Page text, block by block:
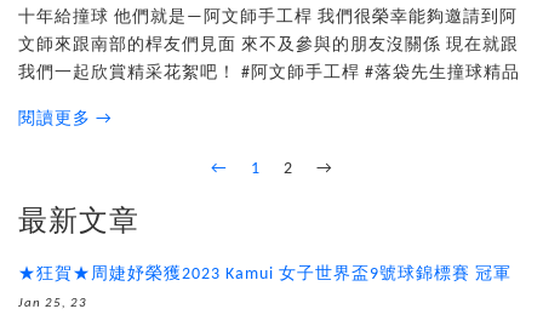
十年給撞球 他們就是—阿文師手工桿 我們很榮幸能夠邀請到阿
文師來跟南部的桿友們見面 來不及參與的朋友沒關係 現在就跟
我們一起欣賞精采花絮吧！ #阿文師手工桿 #落袋先生撞球精品
閱讀更多 →
← 1 2 →
最新文章
★狂賀★周婕妤榮獲2023 Kamui 女子世界盃9號球錦標賽 冠軍
Jan 25, 23